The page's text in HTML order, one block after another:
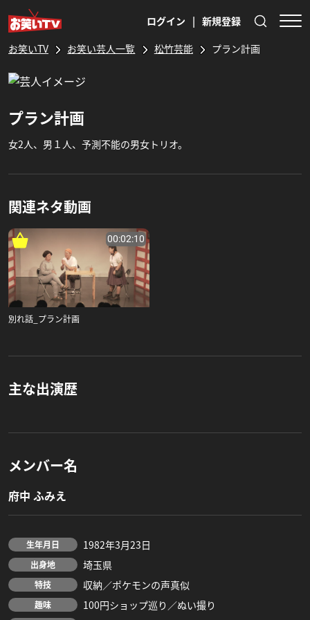
ログイン | 新規登録
お笑いTV お笑い芸人一覧 松竹芸能 プラン計画
プラン計画
女2人、男１人、予測不能の男女トリオ。
関連ネタ動画
00:02:10
別れ話_プラン計画
主な出演歴
メンバー名
府中 ふみえ
生年月日 1982年3月23日
出身地 埼玉県
特技 収納／ポケモンの声真似
趣味 100円ショップ巡り／ぬい撮り